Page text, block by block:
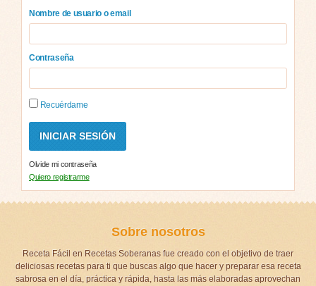
Nombre de usuario o email
Contraseña
Recuérdame
Olvide mi contraseña
Quiero registrarme
Sobre nosotros
Receta Fácil en Recetas Soberanas fue creado con el objetivo de traer
deliciosas recetas para ti que buscas algo que hacer y preparar esa receta
sabrosa en el día, práctica y rápida, hasta las más elaboradas aprovechan